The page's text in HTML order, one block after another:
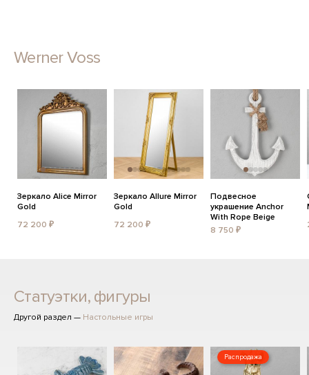
Werner Voss
Зеркало Alice Mirror
Gold
72 200 ₽
Зеркало Allure Mirror
Gold
72 200 ₽
Подвесное
украшение Anchor
With Rope Beige
8 750 ₽
Статуэтки, фигуры
Другой раздел — Настольные игры
Распродажа